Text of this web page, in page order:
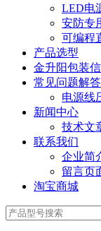
LED电
安防专
可编程
产品选型
金升阳包装
常见问题解答
电源线
新闻中心
技术文
联系我们
企业简
留言页
淘宝商城